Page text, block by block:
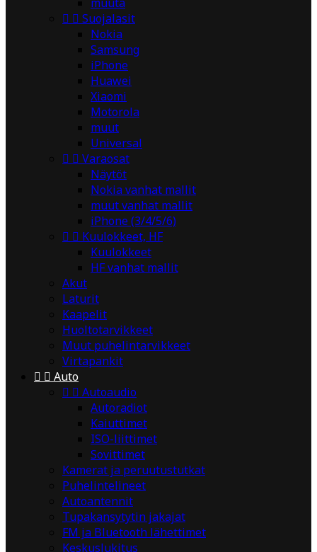
  Suojalasit
Nokia
Samsung
iPhone
Huawei
Xiaomi
Motorola
muut
Universal
  Varaosat
Näytöt
Nokia vanhat mallit
muut vanhat mallit
iPhone (3/4/5/6)
  Kuulokkeet, HF
Kuulokkeet
HF vanhat mallit
Akut
Laturit
Kaapelit
Huoltotarvikkeet
Muut puhelintarvikkeet
Virtapankit
  Auto
  Autoaudio
Autoradiot
Kaiuttimet
ISO-liittimet
Sovittimet
Kamerat ja peruutustutkat
Puhelintelineet
Autoantennit
Tupakansytytin jakajat
FM ja Bluetooth lähettimet
Keskuslukitus